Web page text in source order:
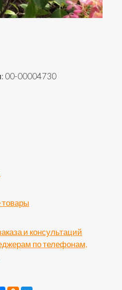
00-00004730
товары
и консультаций
по телефонам,